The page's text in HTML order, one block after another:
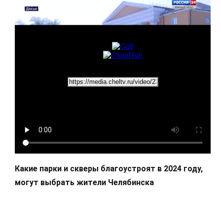
Какие парки и скверы благоустроят в 2024 году,
могут выбрать жители Челябинска